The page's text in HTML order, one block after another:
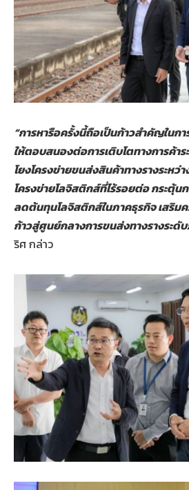
“การหารือครั้งนี้ถือเป็นก้าวสำคัญในก
ให้ตอบสนองต่อการเติบโตทางการค้าร
โยงโครงข่ายขนส่งสินค้าทางรางระหว่า
โครงข่ายโลจิสติกส์ที่ไร้รอยต่อ กระตุ้น
ลดต้นทุนโลจิสติกส์ในภาคธุรกิจ เสริม
ก้าวสู่ศูนย์กลางการขนส่งทางรางระดั
ริศ กล่าว